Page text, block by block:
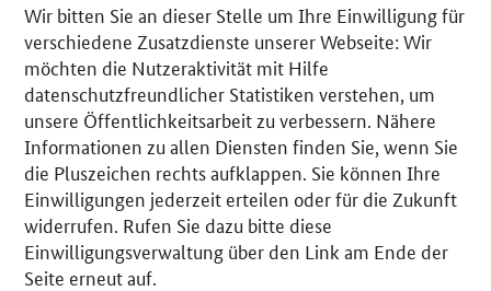
Wir bitten Sie an dieser Stelle um Ihre Einwilligung für
verschiedene Zusatzdienste unserer Webseite: Wir
möchten die Nutzeraktivität mit Hilfe
datenschutzfreundlicher Statistiken verstehen, um
unsere Öffentlichkeitsarbeit zu verbessern. Nähere
Informationen zu allen Diensten finden Sie, wenn Sie
die Pluszeichen rechts aufklappen. Sie können Ihre
Einwilligungen jederzeit erteilen oder für die Zukunft
widerrufen. Rufen Sie dazu bitte diese
Einwilligungsverwaltung über den Link am Ende der
Seite erneut auf.